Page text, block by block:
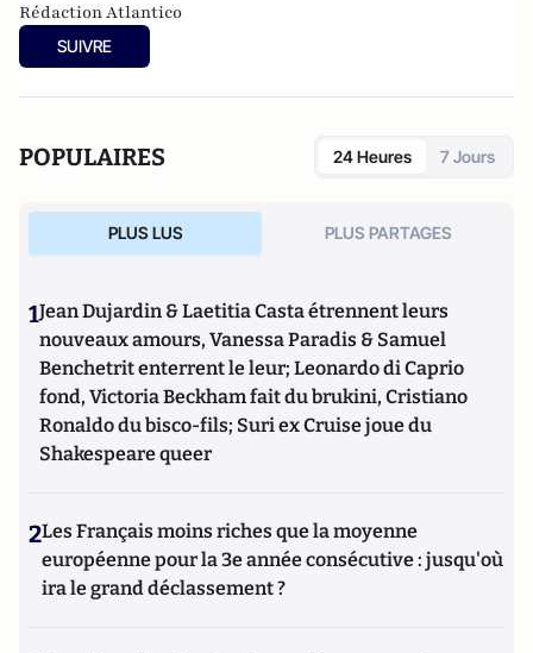
Rédaction Atlantico
SUIVRE
POPULAIRES 24 Heures 7 Jours
PLUS LUS PLUS PARTAGES
1Jean Dujardin & Laetitia Casta étrennent leurs
nouveaux amours, Vanessa Paradis & Samuel
Benchetrit enterrent le leur; Leonardo di Caprio
fond, Victoria Beckham fait du brukini, Cristiano
Ronaldo du bisco-fils; Suri ex Cruise joue du
Shakespeare queer
2Les Français moins riches que la moyenne
européenne pour la 3e année consécutive : jusqu'où
ira le grand déclassement ?